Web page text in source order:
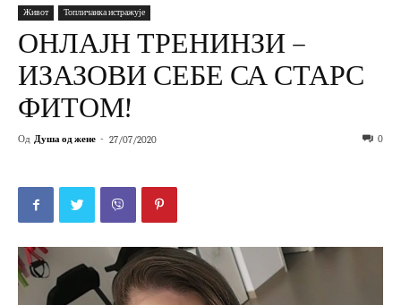
Живот Топличанка истражује
ОНЛАЈН ТРЕНИНЗИ –
ИЗАЗОВИ СЕБЕ СА СТАРС
ФИТОМ!
Од Душа од жене - 27/07/2020 0